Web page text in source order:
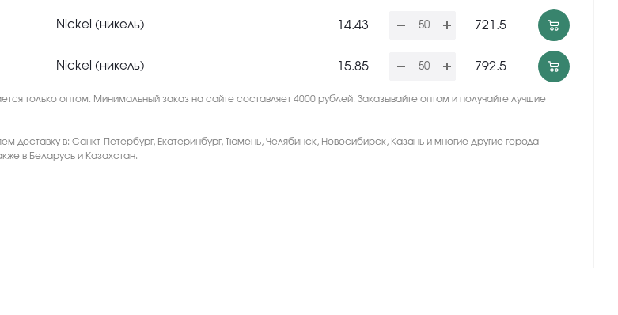
Nickel (никель) 14.43 721.5
Nickel (никель) 15.85 792.5
только оптом. Минимальный заказ на сайте составляет 4000 рублей. Заказывайте оптом и получайте лучшие
доставку в: Санкт-Петербург, Екатеринбург, Тюмень, Челябинск, Новосибирск, Казань и многие другие города
в Беларусь и Казахстан.